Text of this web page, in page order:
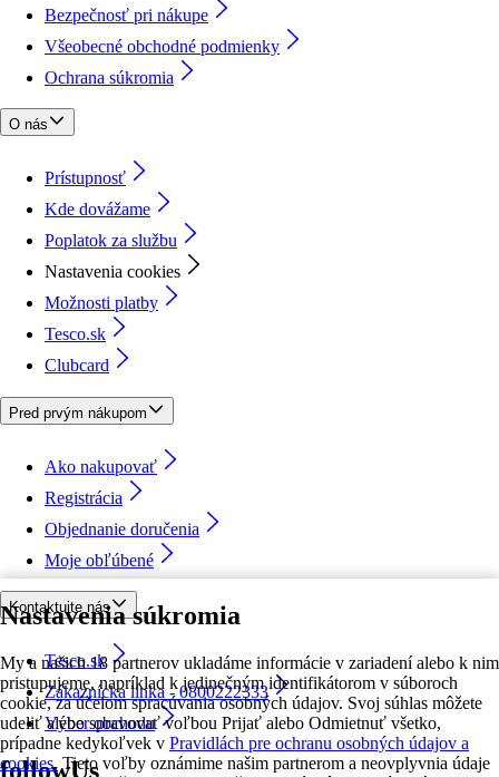
Nastavenia súkromia
My a našich 18 partnerov ukladáme informácie v zariadení alebo k nim
pristupujeme, napríklad k jedinečným identifikátorom v súboroch
cookie, za účelom spracúvania osobných údajov. Svoj súhlas môžete
udeliť alebo spravovať voľbou Prijať alebo Odmietnuť všetko,
prípadne kedykoľvek v Pravidlách pre ochranu osobných údajov a
cookies. Tieto voľby oznámime našim partnerom a neovplyvnia údaje
Bezpečnosť pri nákupe
Všeobecné obchodné podmienky
Ochrana súkromia
O nás
Prístupnosť
Kde dovážame
Poplatok za službu
Nastavenia cookies
Možnosti platby
Tesco.sk
Clubcard
Pred prvým nákupom
Ako nakupovať
Registrácia
Objednanie doručenia
Moje obľúbené
Kontaktujte nás
Tesco.sk
Zákaznícka linka - 0800222333
Výber obchodu
followUs